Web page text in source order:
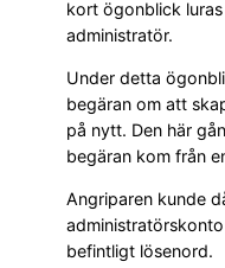
kort ögonblick
administratör.
Under detta
begäran om att
på nytt. Den här
begäran kom från
Angriparen kunde
befintligt lösenord.